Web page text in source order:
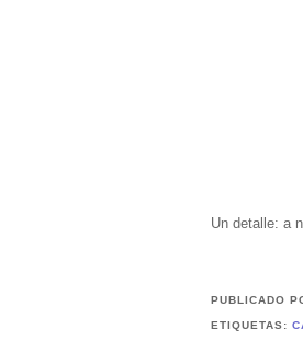
Un detalle: a
PUBLICADO
ETIQUETAS: